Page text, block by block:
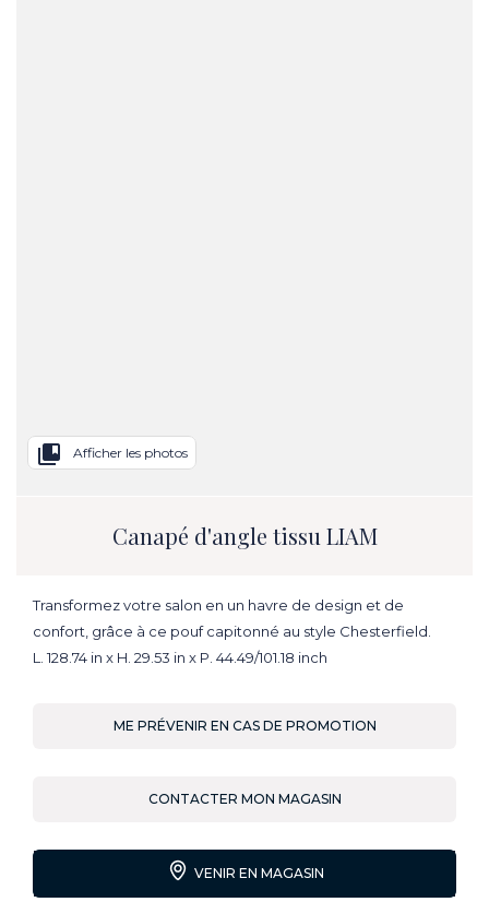
collections_bookmark Afficher les photos
Canapé d'angle tissu LIAM
Transformez votre salon en un havre de design et de
confort, grâce à ce pouf capitonné au style Chesterfield.
L. 128.74 in x H. 29.53 in x P. 44.49/101.18 inch
ME PRÉVENIR EN CAS DE PROMOTION
CONTACTER MON MAGASIN
VENIR EN MAGASIN